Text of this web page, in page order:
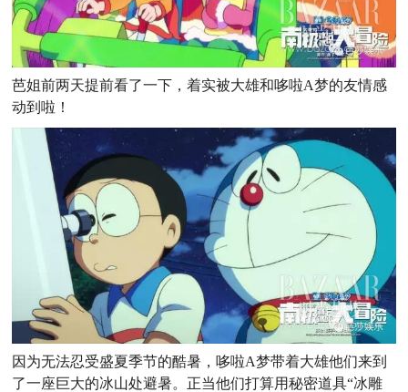
芭姐前两天提前看了一下，着实被大雄和哆啦A梦的友情感
动到啦！
因为无法忍受盛夏季节的酷暑，哆啦A梦带着大雄他们来到
了一座巨大的冰山处避暑。正当他们打算用秘密道具“冰雕